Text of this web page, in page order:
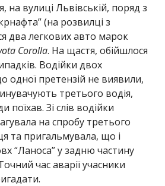
на вулиці Львівській, поряд з
(на розвилці з
два легкових авто марок
Corolla. На щастя, обійшлося
Водійки двох
одної претензій не виявили,
третього водія,
поїхав. Зі слів водійки
на спробу третього
та пригальмувала, що і
“Ланоса” у задню частину
час аварії учасники